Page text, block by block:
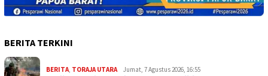
BERITA TERKINI
BERITA TORAJA UTARA Jumat, 7 Agustus 2026, 16:55